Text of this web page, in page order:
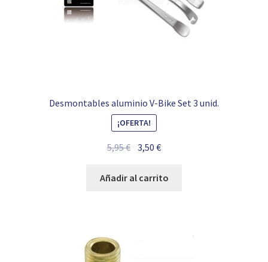
Desmontables aluminio V-Bike Set 3 unid.
¡OFERTA!
5,95€ El
original
3,50€El
actual
Añadir al carrito